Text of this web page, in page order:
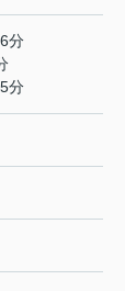
分
分